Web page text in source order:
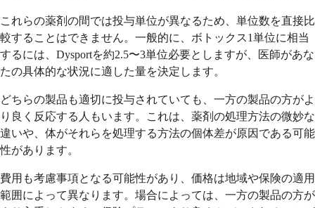
これらの薬剤の間では投与単位が異なるため、単位数を直接比
較することはできません。一般的に、ボトックス1単位に相当
するには、Dysportを約2.5〜3単位必要としますが、医師があな
たの具体的な状況に適した量を決定します。
どちらの製品も適切に投与されていても、一方の製品の方がよ
り良く反応する人もいます。これは、薬剤の処理方法の微妙な
違いや、体がそれらを処理する方法の個体差が原因である可能
性があります。
費用も考慮事項となる可能性があり、価格は地域や保険の適用
範囲によって異なります。場合によっては、一方の製品の方が